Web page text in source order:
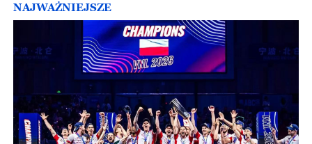
NAJWAŻNIEJSZE